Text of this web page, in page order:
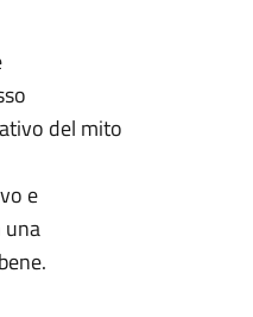
del mito
e
una